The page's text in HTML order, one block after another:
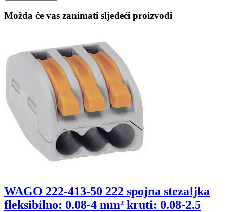
Možda će vas zanimati sljedeći proizvodi
WAGO 222-413-50 222 spojna stezaljka
fleksibilno: 0.08-4 mm² kruti: 0.08-2.5